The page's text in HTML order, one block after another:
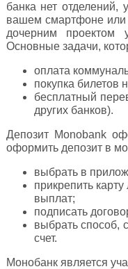
банка нет отделений,
вашем смартфоне или
дочерним проектом
Основные задачи,
оплата
покупка билетов
бесплатный
других банков).
Депозит Monobank
оформить депозит в
выбрать в
прикрепить
выплат;
подписать
выбрать способ,
счет.
Монобанк является